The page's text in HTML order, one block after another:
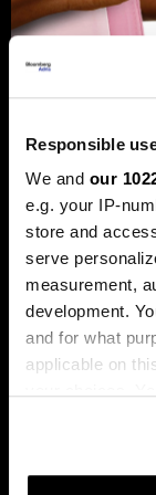
Responsible
We and our
e.g. your IP-
store and
serve
measurement,
development.
and for what
applicable on
kredite:
Banke u Bosni i
potrošačke,
50.000 KM,
plata i životnih
Transakcije u